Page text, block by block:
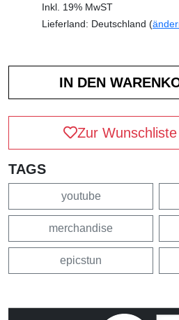
Inkl. 19% MwST
Lieferland: Deutschland (
Zur
TAGS
youtube
merchandise
epicstun